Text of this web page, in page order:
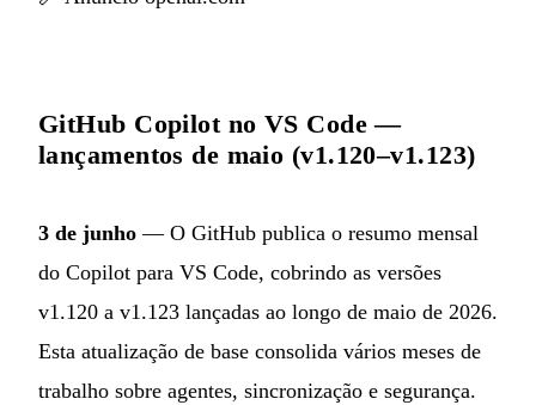
GitHub Copilot no VS Code —
lançamentos de maio (v1.120–v1.123)
3 de junho — O GitHub publica o resumo mensal
do Copilot para VS Code, cobrindo as versões
v1.120 a v1.123 lançadas ao longo de maio de 2026.
Esta atualização de base consolida vários meses de
trabalho sobre agentes, sincronização e segurança.